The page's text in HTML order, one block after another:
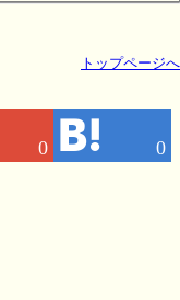
トップページへ
0 0